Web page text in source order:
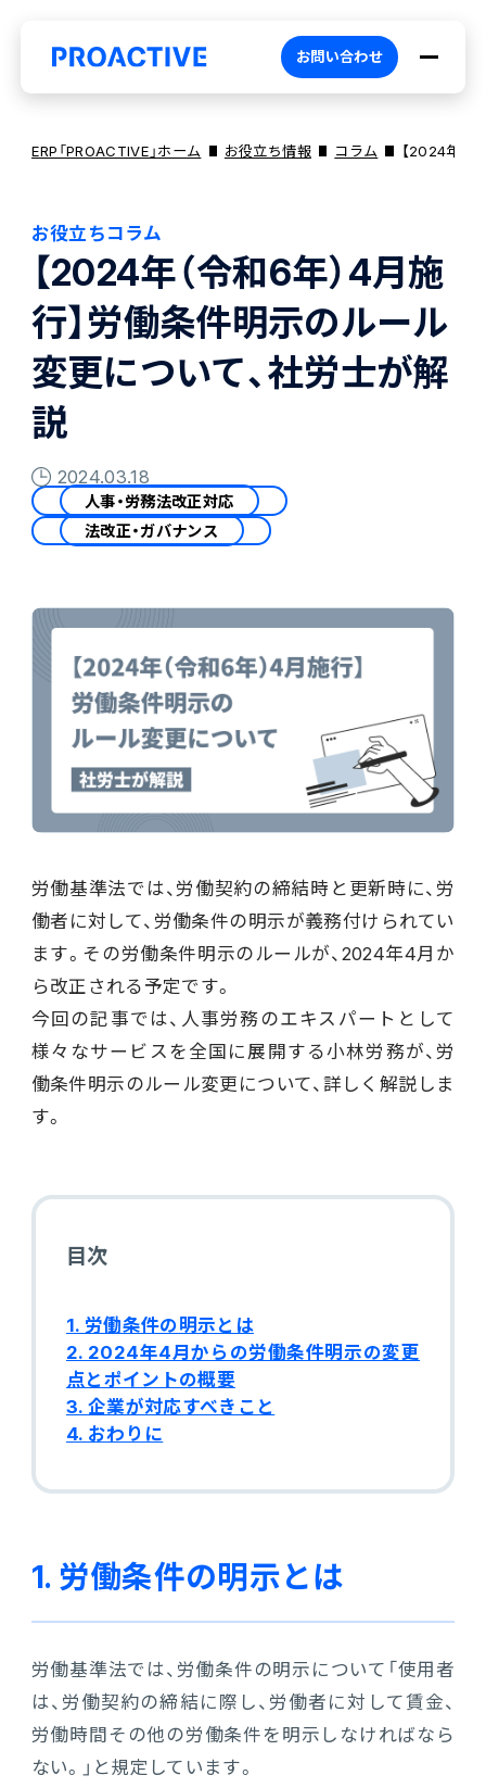
PROACTIVEとは
特長・選ばれる理由
ブランドコア
PROACTIVE AI
プロダクト
機能
会計
財務会計
債権管理
債務管理
手形管理
リース資産管理
CO₂排出量算定
「CO×COカルテ（ココカルテ）」
給与明細閲覧
健康経営支援サービス
「Uwell（ユーウェル）」
建設業向け基幹業務システム
生産管理
生産管理
MES
業務特化型オファリング
販売管理
生産管理 PROACTIVE Production
業界特化型オファリング
卸売・商社 PROACTIVE Wholesale & Trade
素材・素材加工 PROACTIVE Material Process
電機・機械 PROACTIVE Electrical Machinery
建設 PROACTIVE Construction
お役立ち情報
よくあるご質問
コラム
特集記事
製品関連動画
お問い合わせ
ERP「PROACTIVE」ホーム お役立ち情報 コラム 【2024年（
お役立ちコラム
【2024年（令和6年）4月施
行】労働条件明示のルール
変更について、社労士が解
説
2024.03.18
人事・労務法改正対応
法改正・ガバナンス
労働基準法では、労働契約の締結時と更新時に、労
働者に対して、労働条件の明示が義務付けられてい
ます。その労働条件明示のルールが、2024年4月か
ら改正される予定です。
今回の記事では、人事労務のエキスパートとして
様々なサービスを全国に展開する小林労務が、労
働条件明示のルール変更について、詳しく解説しま
す。
目次
1. 労働条件の明示とは
2. 2024年4月からの労働条件明示の変更
点とポイントの概要
3. 企業が対応すべきこと
4. おわりに
1. 労働条件の明示とは
労働基準法では、労働条件の明示について「使用者
は、労働契約の締結に際し、労働者に対して賃金、
労働時間その他の労働条件を明示しなければなら
ない。」と規定しています。